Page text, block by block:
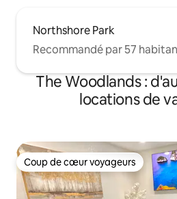
Northshore Park
Recommandé par 57
The Woodlands :
locations de
Coup de cœur voyageurs
Coup de cœur voyageurs